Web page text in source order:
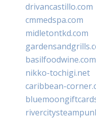
drivancastillo.com
cmmedspa.com
midletontkd.com
basilfoodwine.com
nikko-tochigi.net
caribbean-